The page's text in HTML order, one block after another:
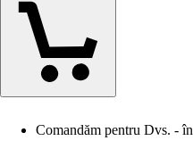
Comandăm pentru Dvs. -